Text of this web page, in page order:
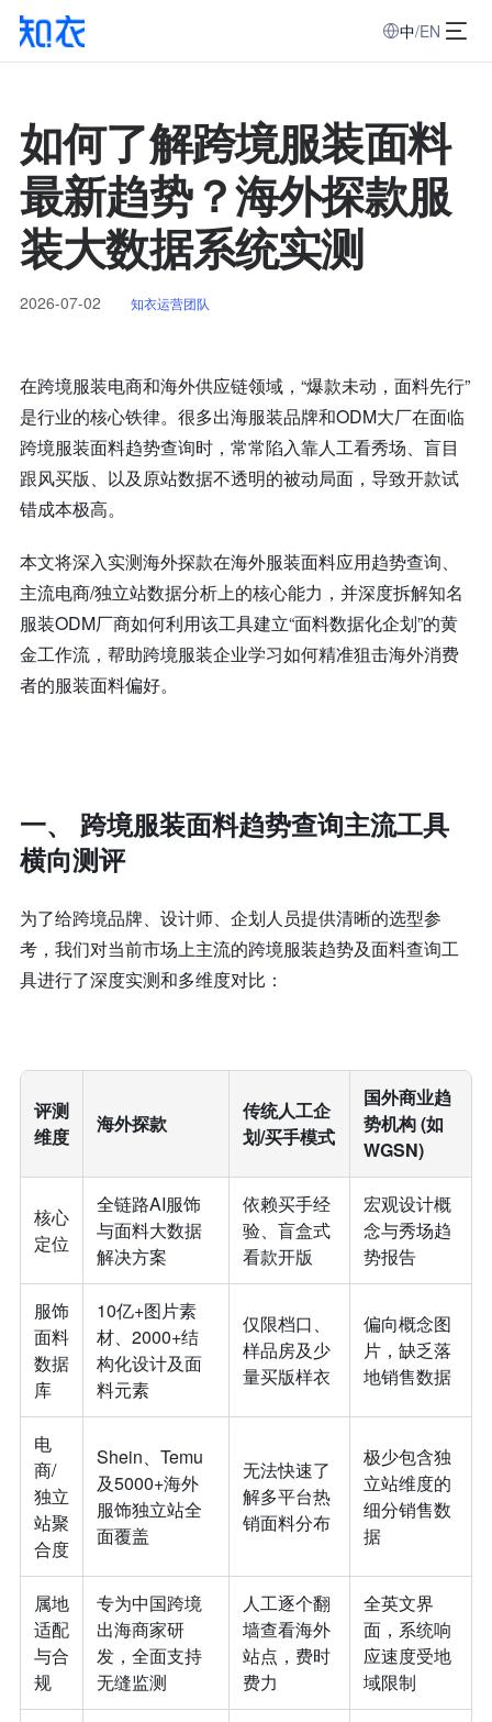
中/EN
如何了解跨境服装面料
最新趋势？海外探款服
装大数据系统实测
2026-07-02 知衣运营团队
在跨境服装电商和海外供应链领域，“爆款未动，面料先行”
是行业的核心铁律。很多出海服装品牌和ODM大厂在面临
跨境服装面料趋势查询时，常常陷入靠人工看秀场、盲目
跟风买版、以及原站数据不透明的被动局面，导致开款试
错成本极高。
本文将深入实测海外探款在海外服装面料应用趋势查询、
主流电商/独立站数据分析上的核心能力，并深度拆解知名
服装ODM厂商如何利用该工具建立“面料数据化企划”的黄
金工作流，帮助跨境服装企业学习如何精准狙击海外消费
者的服装面料偏好。
一、 跨境服装面料趋势查询主流工具
横向测评
为了给跨境品牌、设计师、企划人员提供清晰的选型参
考，我们对当前市场上主流的跨境服装趋势及面料查询工
具进行了深度实测和多维度对比：
评测
维度
海外探款
传统人工企
划/买手模式
国外商业趋
势机构 (如
WGSN)
核心
定位
全链路AI服饰
与面料大数据
解决方案
依赖买手经
验、盲盒式
看款开版
宏观设计概
念与秀场趋
势报告
服饰
面料
数据
库
10亿+图片素
材、2000+结
构化设计及面
料元素
仅限档口、
样品房及少
量买版样衣
偏向概念图
片，缺乏落
地销售数据
电
商/
独立
站聚
合度
Shein、Temu
及5000+海外
服饰独立站全
面覆盖
无法快速了
解多平台热
销面料分布
极少包含独
立站维度的
细分销售数
据
属地
适配
与合
规
专为中国跨境
出海商家研
发，全面支持
无缝监测
人工逐个翻
墙查看海外
站点，费时
费力
全英文界
面，系统响
应速度受地
域限制